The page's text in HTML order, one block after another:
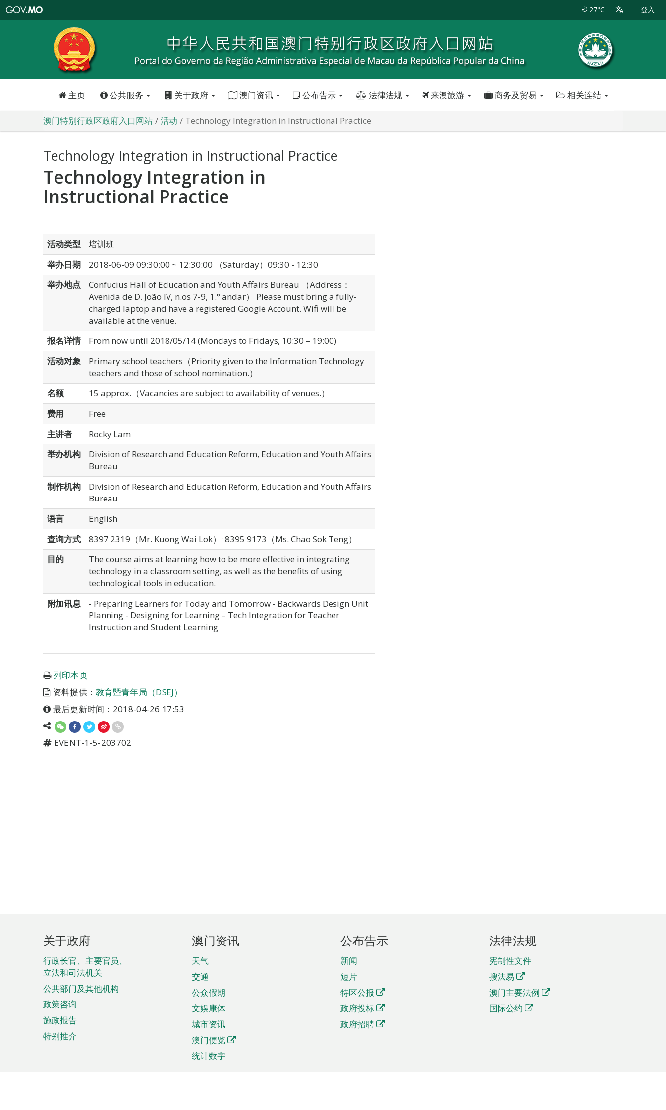
特
政
区
政
口
27°C 登入
主页 公共服务 关于政府 澳门资讯 公布告示 法律法规 来澳旅游 商务及贸易 相关连结
澳门特别行政区政府入口网站 活动 Technology Integration in Instructional Practice
Technology Integration in Instructional Practice
Technology Integration in
Instructional Practice
活动类型
培训班
举办日期
2018-06-09 09:30:00 ~ 12:30:00 （Saturday）09:30 - 12:30
举办地点
Confucius Hall of Education and Youth Affairs Bureau （Address：
Avenida de D. João IV, n.os 7-9, 1.° andar） Please must bring a fully-
charged laptop and have a registered Google Account. Wifi will be
available at the venue.
报名详情
From now until 2018/05/14 (Mondays to Fridays, 10:30 – 19:00)
活动对象
Primary school teachers（Priority given to the Information Technology
teachers and those of school nomination.）
名额
15 approx.（Vacancies are subject to availability of venues.）
费用
Free
主讲者
Rocky Lam
举办机构
Division of Research and Education Reform, Education and Youth Affairs
Bureau
制作机构
Division of Research and Education Reform, Education and Youth Affairs
Bureau
语言
English
查询方式
8397 2319（Mr. Kuong Wai Lok）; 8395 9173（Ms. Chao Sok Teng）
目的
The course aims at learning how to be more effective in integrating
technology in a classroom setting, as well as the benefits of using
technological tools in education.
附加讯息
- Preparing Learners for Today and Tomorrow - Backwards Design Unit
Planning - Designing for Learning – Tech Integration for Teacher
Instruction and Student Learning
列印本页
资料提供：教育暨青年局（DSEJ）
最后更新时间：2018-04-26 17:53
EVENT-1-5-203702
页
脚
菜
单
关于政府
行政长官、主要官员、
立法和司法机关
公共部门及其他机构
政策咨询
施政报告
特别推介
澳门资讯
天气
交通
公众假期
文娱康体
城市资讯
澳门便览
统计数字
公布告示
新闻
短片
特区公报
政府投标
政府招聘
法律法规
宪制性文件
搜法易
澳门主要法例
国际公约